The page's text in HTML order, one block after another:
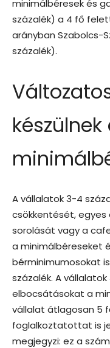
minimálbéresek és
százalék) a 4 fő
arányban Szabolcs-
százalék).
A vállalatok 3-4
csökkentését, egyes
sorolását vagy a
a minimálbéreseket
bérminimumosokat
százalék. A
elbocsátásokat a
vállalat átlagosan 5
foglalkoztatottat is
megjegyzi: ez a